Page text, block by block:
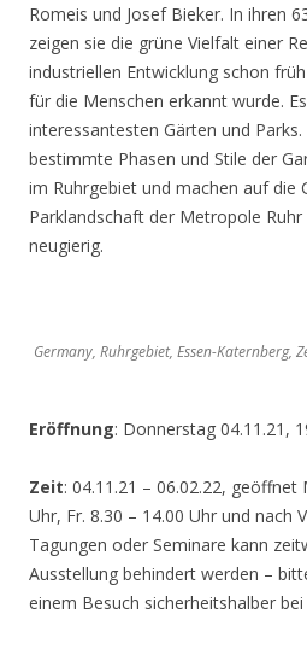
Romeis und Josef Bieker. In ihren
zeigen sie die grüne Vielfalt einer
industriellen Entwicklung schon
für die Menschen erkannt wurde.
interessantesten Gärten und
bestimmte Phasen und Stile der
im Ruhrgebiet und machen auf die
Parklandschaft der Metropole
neugierig.
Germany, Ruhrgebiet, Essen-Katernberg,
Eröffnung: Donnerstag 04.11.21,
Zeit: 04.11.21 – 06.02.22, geöffnet
Uhr, Fr. 8.30 – 14.00 Uhr und nach
Tagungen oder Seminare kann
Ausstellung behindert werden –
einem Besuch sicherheitshalber bei